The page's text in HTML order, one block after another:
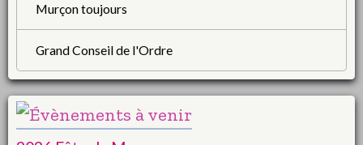
Murçon toujours
Grand Conseil de l'Ordre